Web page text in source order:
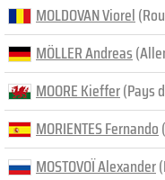
MOLDOVAN Viorel
MÖLLER Andreas
MOORE Kieffer(Pays
MORIENTES Fernando
MOSTOVOÏ Alexander